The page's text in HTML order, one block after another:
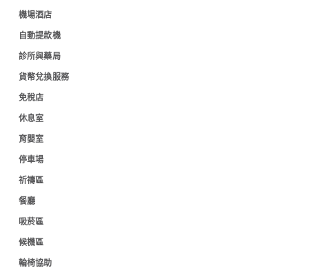
機場酒店
自動提款機
診所與藥局
貨幣兌換服務
免稅店
休息室
育嬰室
停車場
祈禱區
餐廳
吸菸區
候機區
輪椅協助